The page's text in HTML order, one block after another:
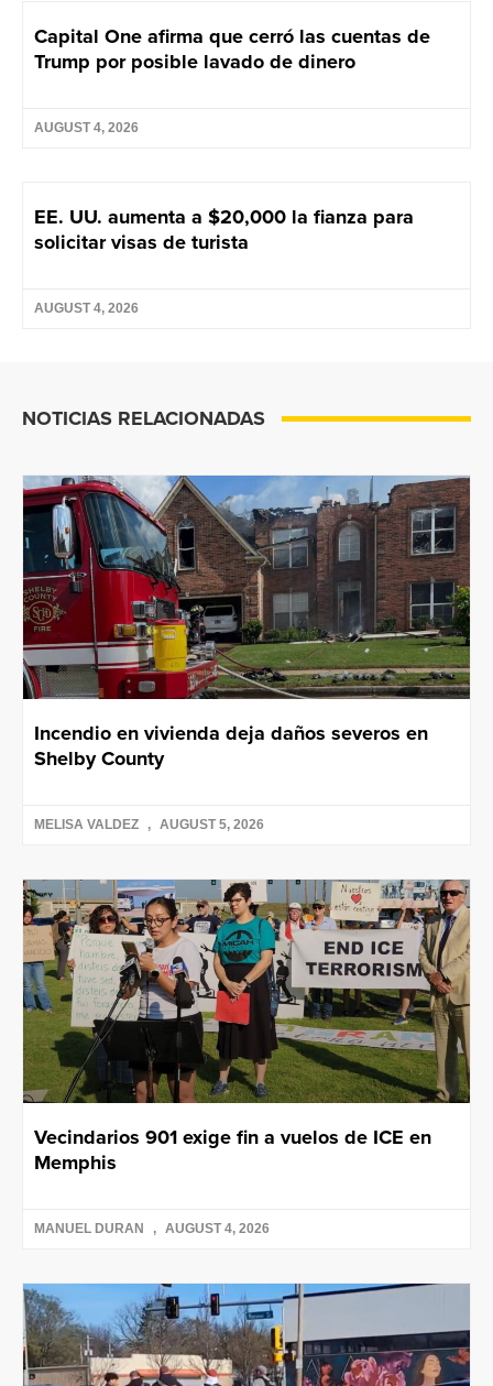
Capital One afirma que cerró las cuentas de
Trump por posible lavado de dinero
AUGUST 4, 2026
EE. UU. aumenta a $20,000 la fianza para
solicitar visas de turista
AUGUST 4, 2026
NOTICIAS RELACIONADAS
Incendio en vivienda deja daños severos en
Shelby County
MELISA VALDEZ AUGUST 5, 2026
Vecindarios 901 exige fin a vuelos de ICE en
Memphis
MANUEL DURAN AUGUST 4, 2026